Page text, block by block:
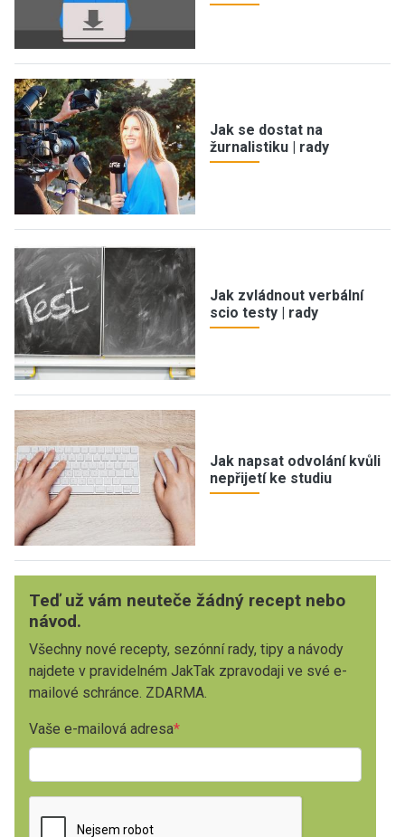
Jak se dostat na
žurnalistiku | rady
Jak zvládnout verbální
scio testy | rady
Jak napsat odvolání kvůli
nepřijetí ke studiu
Teď už vám neuteče žádný recept nebo
návod.
Všechny nové recepty, sezónní rady, tipy a návody
najdete v pravidelném JakTak zpravodaji ve své e-
mailové schránce. ZDARMA.
Vaše e-mailová adresa